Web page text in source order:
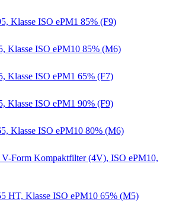
Klasse ISO ePM1 85% (F9)
Klasse ISO ePM10 85% (M6)
Klasse ISO ePM1 65% (F7)
Klasse ISO ePM1 90% (F9)
Klasse ISO ePM10 80% (M6)
V-Form Kompaktfilter (4V), ISO ePM10,
HT, Klasse ISO ePM10 65% (M5)